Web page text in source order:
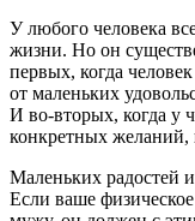
У любого человека
жизни. Но он
первых, когда
от маленьких
И во-вторых, когда у
конкретных желаний,
Маленьких радостей
Если ваше